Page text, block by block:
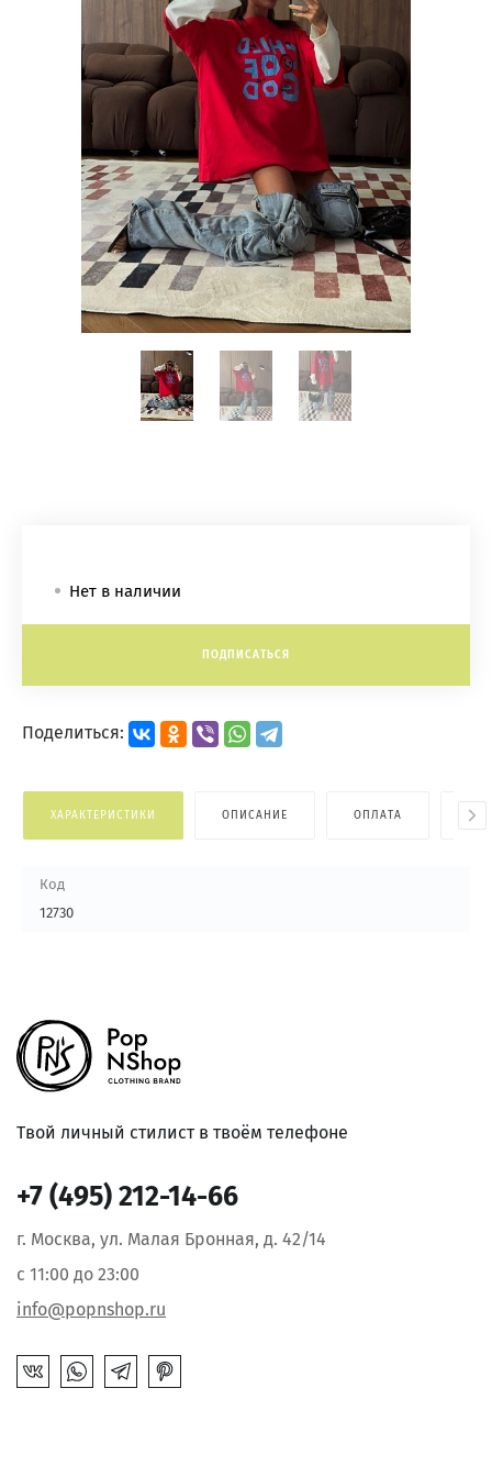
Нет в наличии
ПОДПИСАТЬСЯ
Поделиться:
ХАРАКТЕРИСТИКИ ОПИСАНИЕ ОПЛАТА
Код
12730
Твой личный стилист в твоём телефоне
+7 (495) 212-14-66
г. Москва, ул. Малая Бронная, д. 42/14
с 11:00 до 23:00
info@popnshop.ru